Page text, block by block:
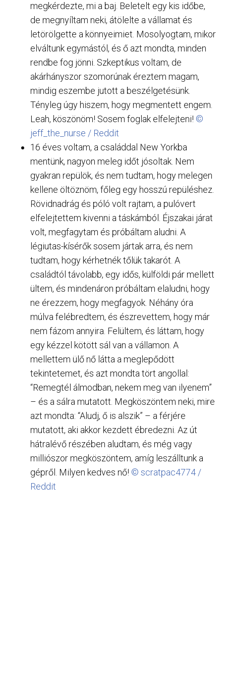
megkérdezte, mi a baj. Beletelt egy kis időbe,
de megnyíltam neki, átölelte a vállamat és
letörölgette a könnyeimiet. Mosolyogtam, mikor
elváltunk egymástól, és ő azt mondta, minden
rendbe fog jönni. Szkeptikus voltam, de
akárhányszor szomorúnak éreztem magam,
mindig eszembe jutott a beszélgetésünk.
Tényleg úgy hiszem, hogy megmentett engem.
Leah, köszönöm! Sosem foglak elfelejteni! ©
jeff_the_nurse / Reddit
16 éves voltam, a családdal New Yorkba
mentünk, nagyon meleg időt jósoltak. Nem
gyakran repülök, és nem tudtam, hogy melegen
kellene öltöznöm, főleg egy hosszú repüléshez.
Rövidnadrág és póló volt rajtam, a pulóvert
elfelejtettem kivenni a táskámból. Éjszakai járat
volt, megfagytam és próbáltam aludni. A
légiutas-kísérők sosem jártak arra, és nem
tudtam, hogy kérhetnék tőlük takarót. A
családtól távolabb, egy idős, külföldi pár mellett
ültem, és mindenáron próbáltam elaludni, hogy
ne érezzem, hogy megfagyok. Néhány óra
múlva felébredtem, és észrevettem, hogy már
nem fázom annyira. Felültem, és láttam, hogy
egy kézzel kötött sál van a vállamon. A
mellettem ülő nő látta a meglepődött
tekintetemet, és azt mondta tört angollal:
“Remegtél álmodban, nekem meg van ilyenem”
– és a sálra mutatott. Megköszöntem neki, mire
azt mondta: “Aludj, ő is alszik” – a férjére
mutatott, aki akkor kezdett ébredezni. Az út
hátralévő részében aludtam, és még vagy
milliószor megköszöntem, amíg leszálltunk a
gépről. Milyen kedves nő! © scratpac4774 /
Reddit